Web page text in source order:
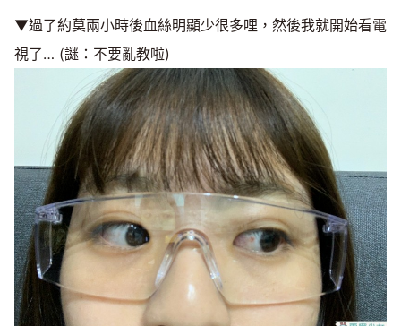
▼過了約莫兩小時後血絲明顯少很多哩，然後我就開始看電
視了… (謎：不要亂教啦)